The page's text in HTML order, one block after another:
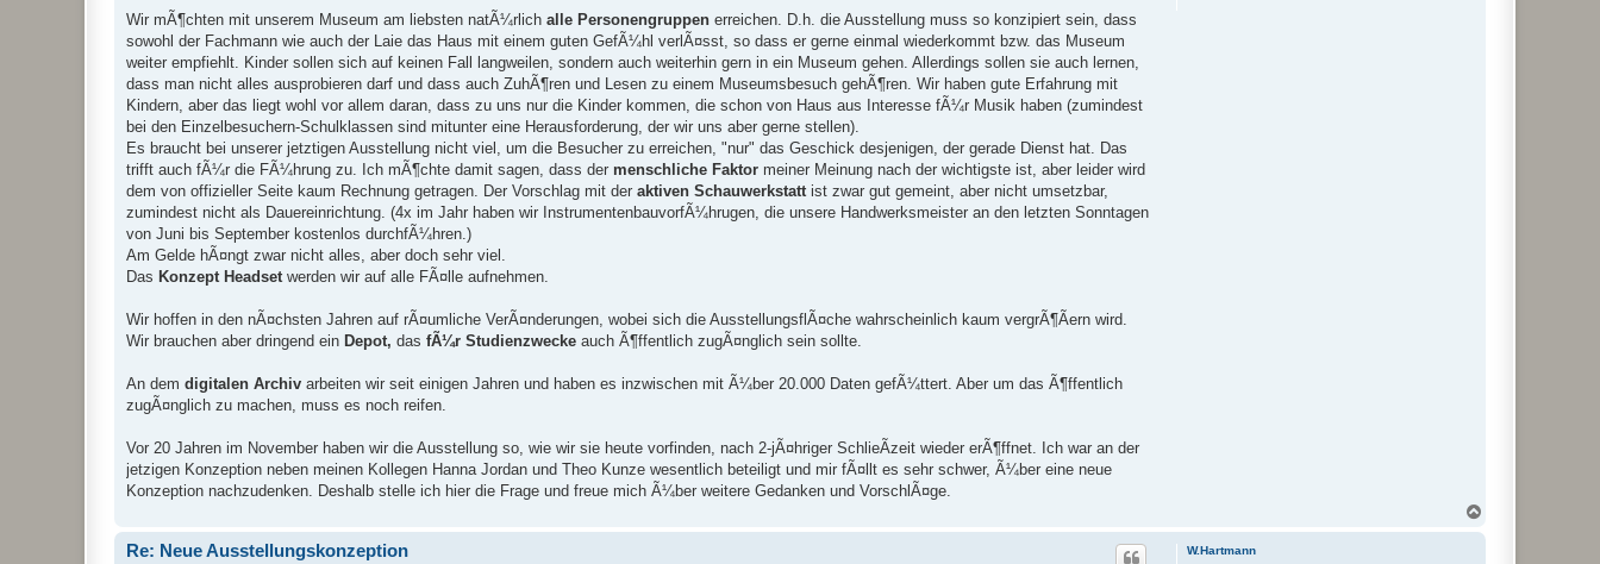
a
Wir mÃ¶chten mit unserem Museum am liebsten natÃ¼rlich alle Personengruppen erreichen. D.h. die Ausstellung muss so konzipiert sein, dass
sowohl der Fachmann wie auch der Laie das Haus mit einem guten GefÃ¼hl verlÃ¤sst, so dass er gerne einmal wiederkommt bzw. das Museum
weiter empfiehlt. Kinder sollen sich auf keinen Fall langweilen, sondern auch weiterhin gern in ein Museum gehen. Allerdings sollen sie auch lernen,
dass man nicht alles ausprobieren darf und dass auch ZuhÃ¶ren und Lesen zu einem Museumsbesuch gehÃ¶ren. Wir haben gute Erfahrung mit
Kindern, aber das liegt wohl vor allem daran, dass zu uns nur die Kinder kommen, die schon von Haus aus Interesse fÃ¼r Musik haben (zumindest
bei den Einzelbesuchern-Schulklassen sind mitunter eine Herausforderung, der wir uns aber gerne stellen).
Es braucht bei unserer jetztigen Ausstellung nicht viel, um die Besucher zu erreichen, "nur" das Geschick desjenigen, der gerade Dienst hat. Das
trifft auch fÃ¼r die FÃ¼hrung zu. Ich mÃ¶chte damit sagen, dass der menschliche Faktor meiner Meinung nach der wichtigste ist, aber leider wird
dem von offizieller Seite kaum Rechnung getragen. Der Vorschlag mit der aktiven Schauwerkstatt ist zwar gut gemeint, aber nicht umsetzbar,
zumindest nicht als Dauereinrichtung. (4x im Jahr haben wir InstrumentenbauvorfÃ¼hrugen, die unsere Handwerksmeister an den letzten Sonntagen
von Juni bis September kostenlos durchfÃ¼hren.)
Am Gelde hÃ¤ngt zwar nicht alles, aber doch sehr viel.
Das Konzept Headset werden wir auf alle FÃ¤lle aufnehmen.
Wir hoffen in den nÃ¤chsten Jahren auf rÃ¤umliche VerÃ¤nderungen, wobei sich die AusstellungsflÃ¤che wahrscheinlich kaum vergrÃ¶Ãern wird.
Wir brauchen aber dringend ein Depot, das fÃ¼r Studienzwecke auch Ã¶ffentlich zugÃ¤nglich sein sollte.
An dem digitalen Archiv arbeiten wir seit einigen Jahren und haben es inzwischen mit Ã¼ber 20.000 Daten gefÃ¼ttert. Aber um das Ã¶ffentlich
zugÃ¤nglich zu machen, muss es noch reifen.
Vor 20 Jahren im November haben wir die Ausstellung so, wie wir sie heute vorfinden, nach 2-jÃ¤hriger SchlieÃzeit wieder erÃ¶ffnet. Ich war an der
jetzigen Konzeption neben meinen Kollegen Hanna Jordan und Theo Kunze wesentlich beteiligt und mir fÃ¤llt es sehr schwer, Ã¼ber eine neue
Konzeption nachzudenken. Deshalb stelle ich hier die Frage und freue mich Ã¼ber weitere Gedanken und VorschlÃ¤ge.
W.Hartmann
Re: Neue Ausstellungskonzeption